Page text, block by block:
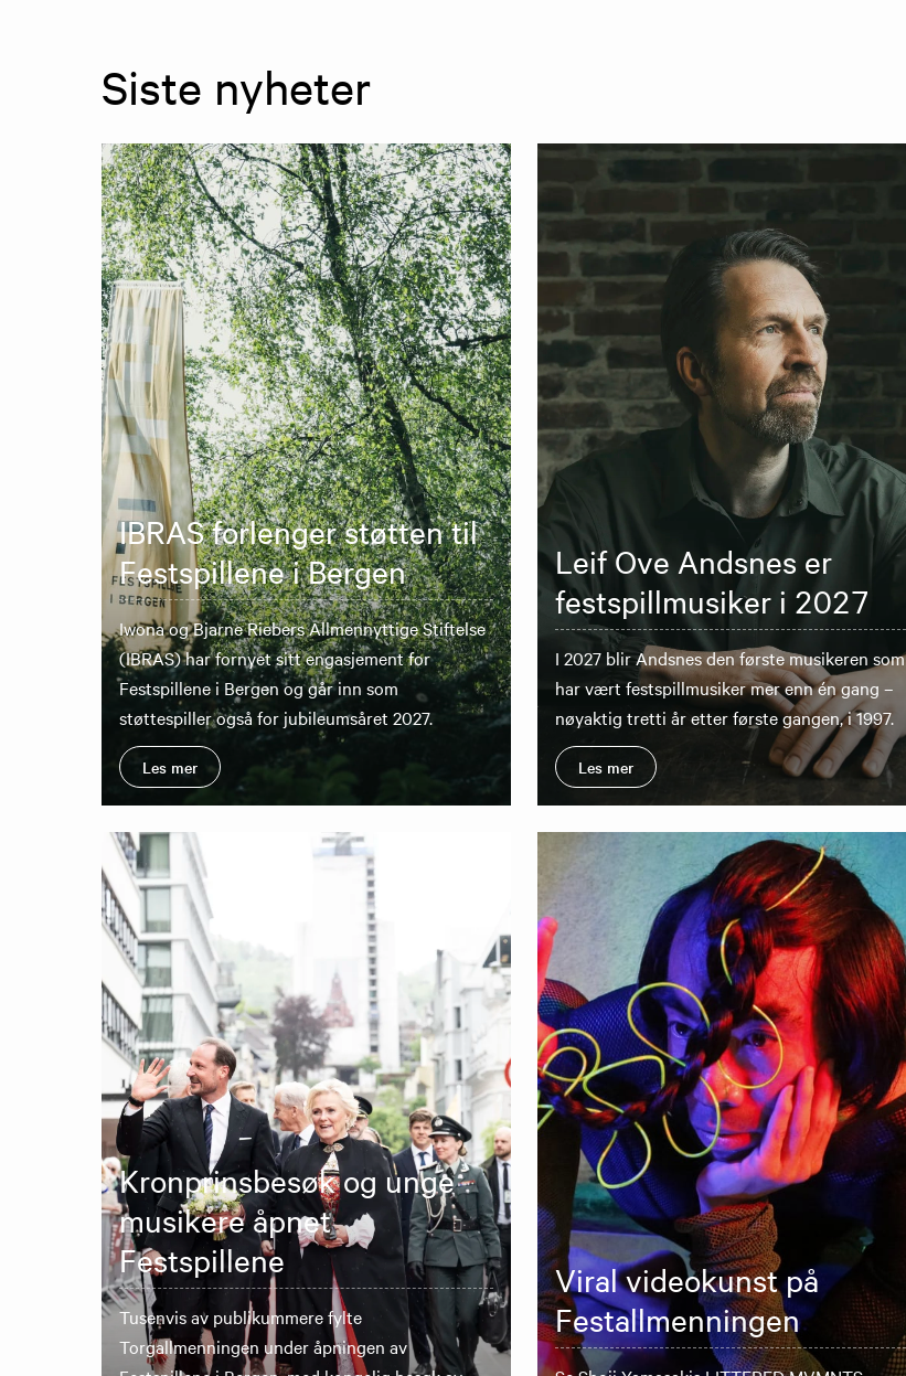
Siste nyheter
IBRAS forlenger støtten til
Festspillene i Bergen
Iwona og Bjarne Riebers Allmennyttige Stiftelse
(IBRAS) har fornyet sitt engasjement for
Festspillene i Bergen og går inn som
støttespiller også for jubileumsåret 2027.
Les mer
Leif Ove Andsnes er
festspillmusiker i 2027
I 2027 blir Andsnes den første musikeren som
har vært festspillmusiker mer enn én gang –
nøyaktig tretti år etter første gangen, i 1997.
Les mer
Kronprinsbesøk og unge
musikere åpnet
Festspillene
Tusenvis av publikummere fylte
Torgallmenningen under åpningen av
Viral videokunst på
Festallmenningen